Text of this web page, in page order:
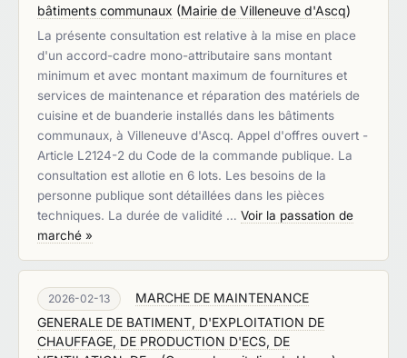
bâtiments communaux (Mairie de Villeneuve d'Ascq)
La présente consultation est relative à la mise en place
d'un accord-cadre mono-attributaire sans montant
minimum et avec montant maximum de fournitures et
services de maintenance et réparation des matériels de
cuisine et de buanderie installés dans les bâtiments
communaux, à Villeneuve d'Ascq. Appel d'offres ouvert -
Article L2124-2 du Code de la commande publique. La
consultation est allotie en 6 lots. Les besoins de la
personne publique sont détaillées dans les pièces
techniques. La durée de validité … Voir la passation de
marché »
2026-02-13
MARCHE DE MAINTENANCE
GENERALE DE BATIMENT, D'EXPLOITATION DE
CHAUFFAGE, DE PRODUCTION D'ECS, DE